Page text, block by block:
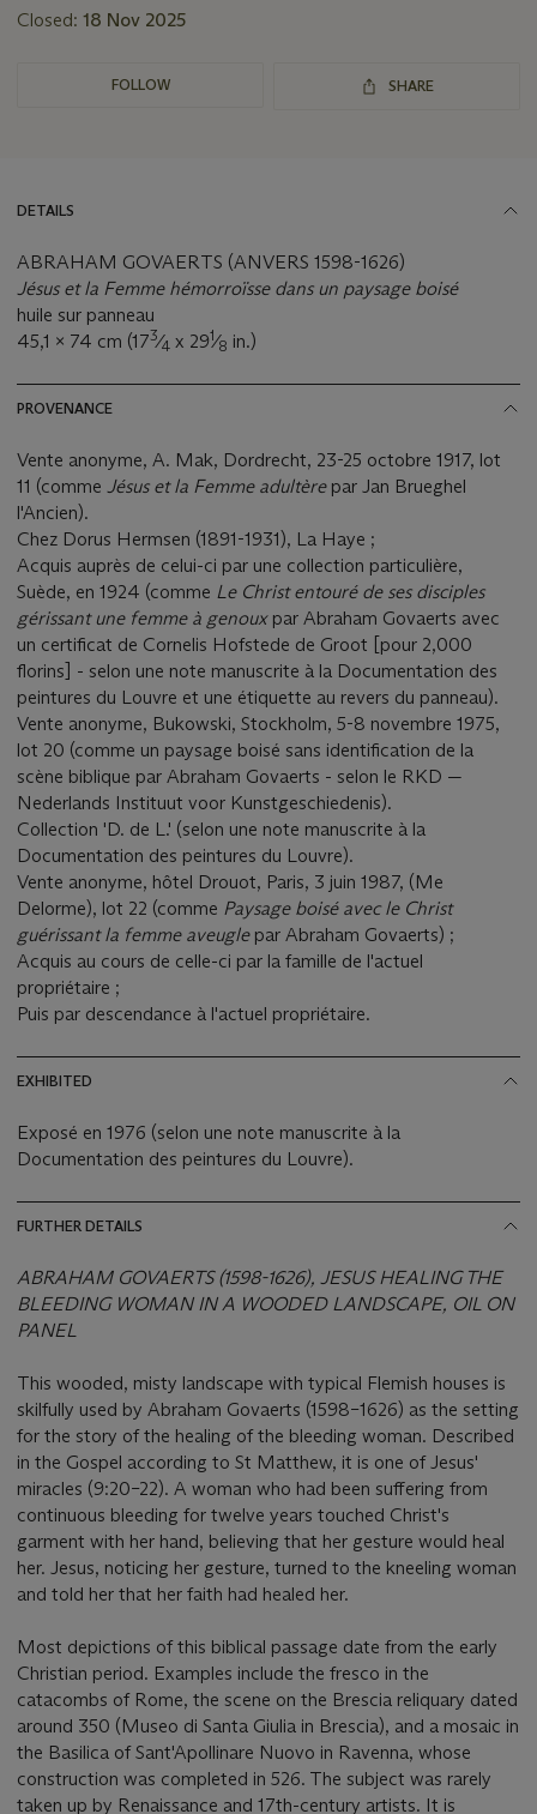
Closed: 18 Nov 2025
FOLLOW SHARE
DETAILS
ABRAHAM GOVAERTS (ANVERS 1598-1626)
Jésus et la Femme hémorroïsse dans un paysage boisé
huile sur panneau
45,1 x 74 cm (173⁄4 x 291⁄8 in.)
PROVENANCE
Vente anonyme, A. Mak, Dordrecht, 23-25 octobre 1917, lot
11 (comme Jésus et la Femme adultère par Jan Brueghel
l'Ancien).
Chez Dorus Hermsen (1891-1931), La Haye ;
Acquis auprès de celui-ci par une collection particulière,
Suède, en 1924 (comme Le Christ entouré de ses disciples
gérissant une femme à genoux par Abraham Govaerts avec
un certificat de Cornelis Hofstede de Groot [pour 2,000
florins] - selon une note manuscrite à la Documentation des
peintures du Louvre et une étiquette au revers du panneau).
Vente anonyme, Bukowski, Stockholm, 5-8 novembre 1975,
lot 20 (comme un paysage boisé sans identification de la
scène biblique par Abraham Govaerts - selon le RKD —
Nederlands Instituut voor Kunstgeschiedenis).
Collection 'D. de L.' (selon une note manuscrite à la
Documentation des peintures du Louvre).
Vente anonyme, hôtel Drouot, Paris, 3 juin 1987, (Me
Delorme), lot 22 (comme Paysage boisé avec le Christ
guérissant la femme aveugle par Abraham Govaerts) ;
Acquis au cours de celle-ci par la famille de l'actuel
propriétaire ;
Puis par descendance à l'actuel propriétaire.
EXHIBITED
Exposé en 1976 (selon une note manuscrite à la
Documentation des peintures du Louvre).
FURTHER DETAILS
ABRAHAM GOVAERTS (1598-1626), JESUS HEALING THE
BLEEDING WOMAN IN A WOODED LANDSCAPE, OIL ON
PANEL
This wooded, misty landscape with typical Flemish houses is
skilfully used by Abraham Govaerts (1598–1626) as the setting
for the story of the healing of the bleeding woman. Described
in the Gospel according to St Matthew, it is one of Jesus'
miracles (9:20–22). A woman who had been suffering from
continuous bleeding for twelve years touched Christ's
garment with her hand, believing that her gesture would heal
her. Jesus, noticing her gesture, turned to the kneeling woman
and told her that her faith had healed her.
Most depictions of this biblical passage date from the early
Christian period. Examples include the fresco in the
catacombs of Rome, the scene on the Brescia reliquary dated
around 350 (Museo di Santa Giulia in Brescia), and a mosaic in
the Basilica of Sant'Apollinare Nuovo in Ravenna, whose
construction was completed in 526. The subject was rarely
taken up by Renaissance and 17th-century artists. It is